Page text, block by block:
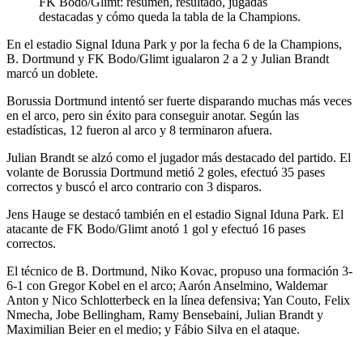
destacadas y cómo queda la tabla de la Champions.
En el estadio Signal Iduna Park y por la fecha 6 de la Champions,
B. Dortmund y FK Bodo/Glimt igualaron 2 a 2 y Julian Brandt
marcó un doblete.
Borussia Dortmund intentó ser fuerte disparando muchas más veces
en el arco, pero sin éxito para conseguir anotar. Según las
estadísticas, 12 fueron al arco y 8 terminaron afuera.
Julian Brandt se alzó como el jugador más destacado del partido. El
volante de Borussia Dortmund metió 2 goles, efectuó 35 pases
correctos y buscó el arco contrario con 3 disparos.
Jens Hauge se destacó también en el estadio Signal Iduna Park. El
atacante de FK Bodo/Glimt anotó 1 gol y efectuó 16 pases
correctos.
El técnico de B. Dortmund, Niko Kovac, propuso una formación 3-
6-1 con Gregor Kobel en el arco; Aarón Anselmino, Waldemar
Anton y Nico Schlotterbeck en la línea defensiva; Yan Couto, Felix
Nmecha, Jobe Bellingham, Ramy Bensebaini, Julian Brandt y
Maximilian Beier en el medio; y Fábio Silva en el ataque.